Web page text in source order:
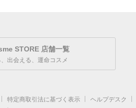
STORE 店舗一覧
出会える、運命コスメ
特定商取引法に基づく表示
ヘルプデスク